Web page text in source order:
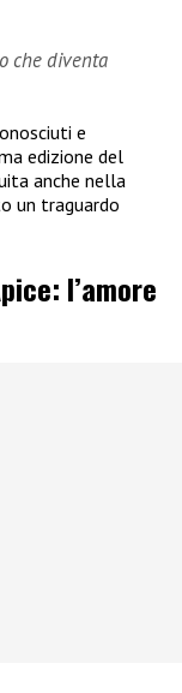
che diventa
e
edizione del
anche nella
un traguardo
l’amore